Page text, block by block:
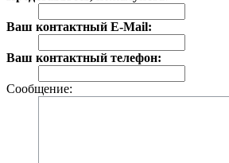
Ваш контактный E-Mail:
Ваш контактный телефон:
Сообщение: